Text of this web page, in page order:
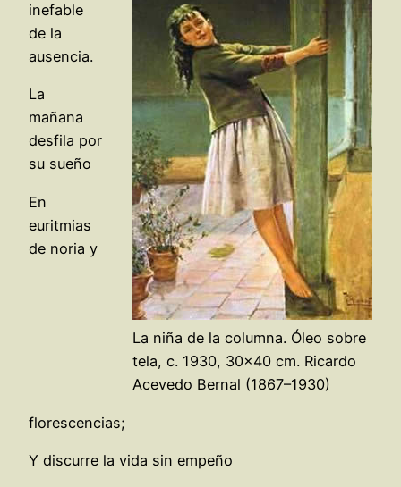
La niña de la columna. Óleo sobre
tela, c. 1930, 30×40 cm. Ricardo
Acevedo Bernal (1867–1930)
inefable
de la
ausencia.
La
mañana
desfila por
su sueño
En
euritmias
de noria y
florescencias;
Y discurre la vida sin empeño